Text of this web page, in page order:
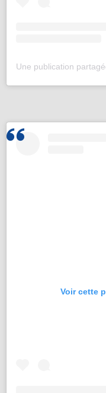
Voir cette